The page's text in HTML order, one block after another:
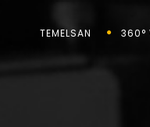
TEMELSAN 360°